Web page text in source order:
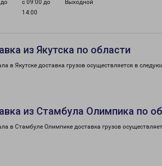
с 09:00 до
14:00
Выходной
из Якутска по области
в Якутске доставка грузов осуществляется в
из Стамбула Олимпика по
в Стамбуле Олимпике доставка грузов